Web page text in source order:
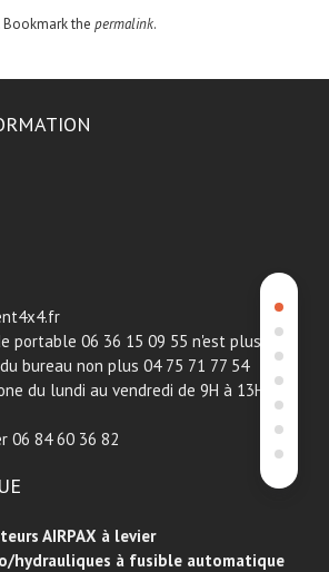
the permalink.
portable 06 36 15 09 55 n'est plus
bureau non plus 04 75 71 77 54
du lundi au vendredi de 9H à 13H et
06 84 60 36 82
AIRPAX à levier
hydrauliques à fusible automatique